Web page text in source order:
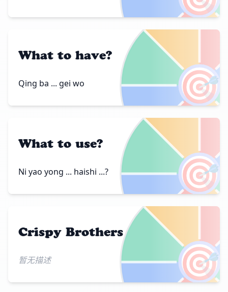
🎯
What to have?
Qing ba ... gei wo
🎯
What to use?
Ni yao yong ... haishi ...?
🎯
Crispy Brothers
暂无描述